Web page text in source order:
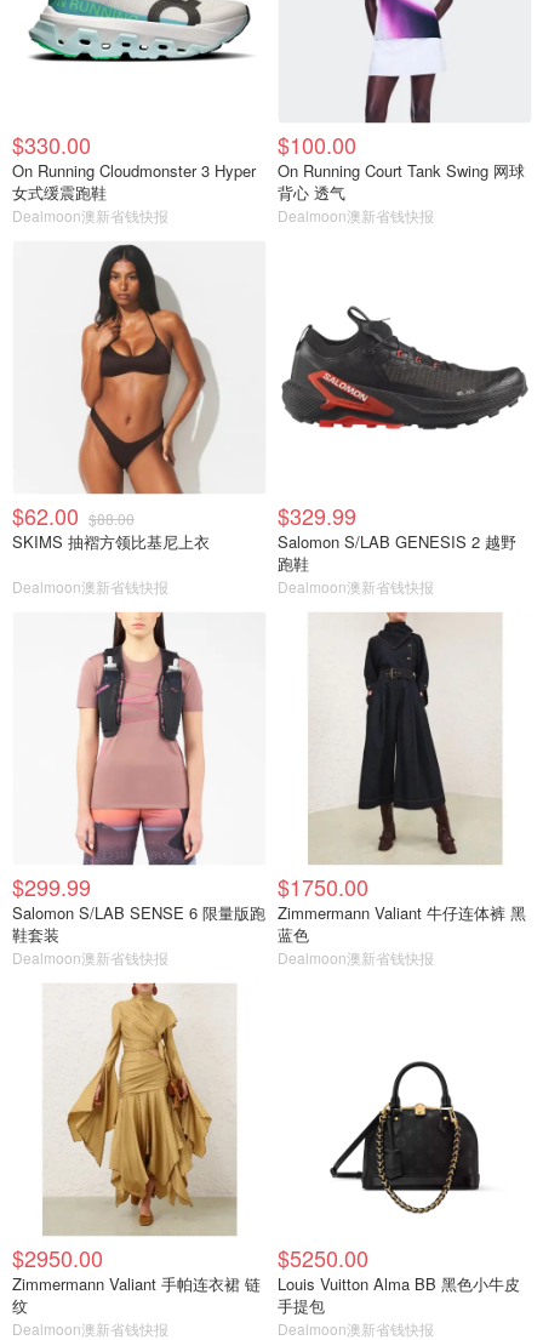
$330.00
On Running Cloudmonster 3 Hyper
女式缓震跑鞋
Dealmoon澳新省钱快报
$100.00
On Running Court Tank Swing 网球
背心 透气
Dealmoon澳新省钱快报
$62.00 $88.00
SKIMS 抽褶方领比基尼上衣
Dealmoon澳新省钱快报
$329.99
Salomon S/LAB GENESIS 2 越野
跑鞋
Dealmoon澳新省钱快报
$299.99
Salomon S/LAB SENSE 6 限量版跑
鞋套装
Dealmoon澳新省钱快报
$1750.00
Zimmermann Valiant 牛仔连体裤 黑
蓝色
Dealmoon澳新省钱快报
$2950.00
Zimmermann Valiant 手帕连衣裙 链
纹
Dealmoon澳新省钱快报
$5250.00
Louis Vuitton Alma BB 黑色小牛皮
手提包
Dealmoon澳新省钱快报